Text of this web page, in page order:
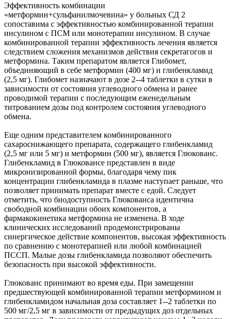
Эффективность комбинации
«метформин+сульфанилмочевина» у больных СД 2
сопоставима с эффективностью комбинированной терапии
инсулином с ПСМ или монотерапии инсулином. В случае
комбинированной терапии эффективность лечения является
следствием сложения механизмов действия секретагогов и
метформина. Таким препаратом является Глибомет,
объединяющий в себе метформин (400 мг) и глибенкламид
(2,5 мг). Глибомет назначают в дозе 2--4 таблетки в сутки в
зависимости от состояния углеводного обмена и ранее
проводимой терапии с последующим еженедельным
титрованием дозы под контролем состояния углеводного
обмена.
Еще одним представителем комбинированного
сахароснижающего препарата, содержащего глибенкламид
(2,5 мг или 5 мг) и метформин (500 мг), является Глюкованс.
Глибенкламид в Глюковансе представлен в виде
микронизированной формы, благодаря чему пик
концентрации глибенкламида в плазме наступает раньше, что
позволяет принимать препарат вместе с едой. Следует
отметить, что биодоступность Глюкованса идентична
свободной комбинации обоих компонентов, а
фармакокинетика метформина не изменена. В ходе
клинических исследований продемонстрированы
синергическое действие компонентов, высокая эффективность
по сравнению с монотерапией или любой комбинацией
ПССП. Малые дозы глибенкламида позволяют обеспечить
безопасность при высокой эффективности.
Глюкованс принимают во время еды. При замещении
предшествующей комбинированной терапии метформином и
глибенкламидом начальная доза составляет 1--2 таблетки по
500 мг/2,5 мг в зависимости от предыдущих доз отдельных